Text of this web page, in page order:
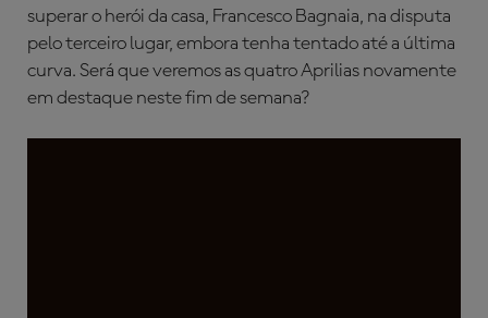
superar o herói da casa, Francesco Bagnaia, na disputa
pelo terceiro lugar, embora tenha tentado até a última
curva. Será que veremos as quatro Aprilias novamente
em destaque neste fim de semana?